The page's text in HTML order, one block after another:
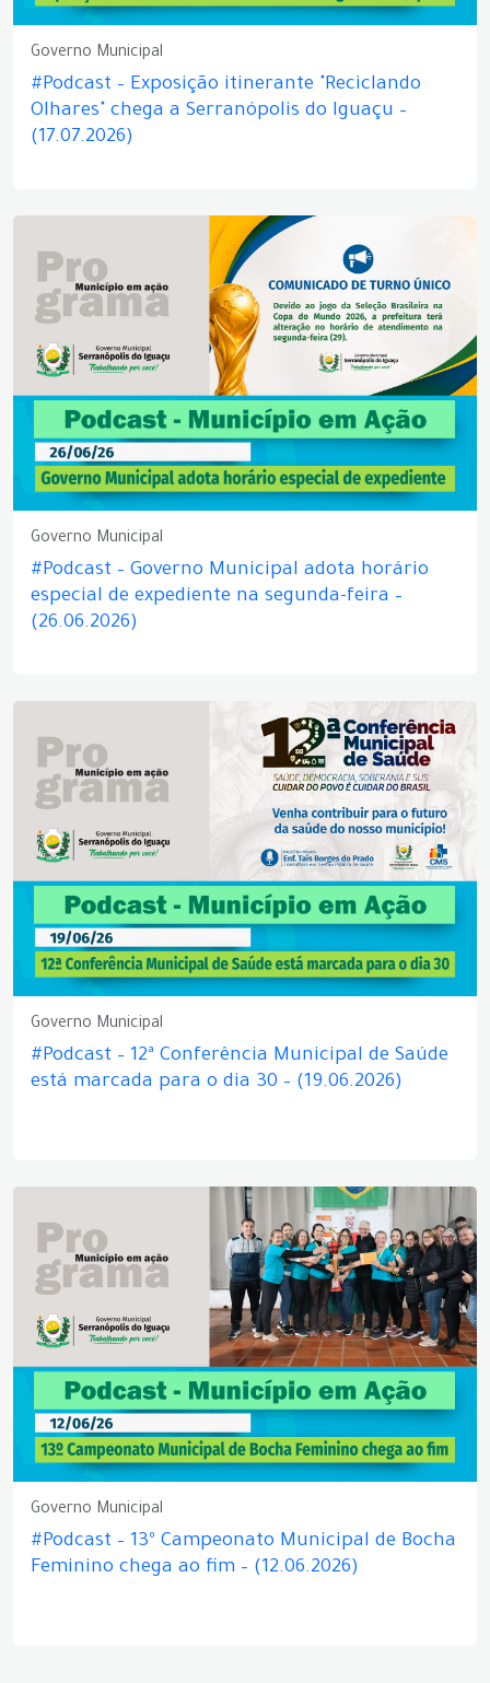
Governo Municipal
#Podcast – Exposição itinerante "Reciclando
Olhares" chega a Serranópolis do Iguaçu –
(17.07.2026)
Governo Municipal
#Podcast – Governo Municipal adota horário
especial de expediente na segunda-feira –
(26.06.2026)
Governo Municipal
#Podcast – 12ª Conferência Municipal de Saúde
está marcada para o dia 30 – (19.06.2026)
Governo Municipal
#Podcast – 13º Campeonato Municipal de Bocha
Feminino chega ao fim – (12.06.2026)